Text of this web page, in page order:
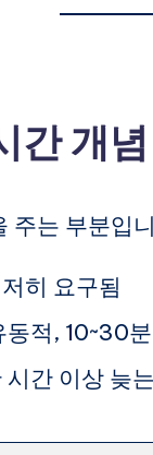
간 개념
주는 부분입
히 요구됨
적, 10~30
간 이상 늦